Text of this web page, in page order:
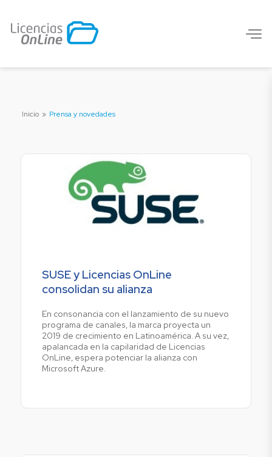
Inicio » Prensa y novedades
SUSE y Licencias OnLine
consolidan su alianza
En consonancia con el lanzamiento de su nuevo
programa de canales, la marca proyecta un
2019 de crecimiento en Latinoamérica. A su vez,
apalancada en la capilaridad de Licencias
OnLine, espera potenciar la alianza con
Microsoft Azure.